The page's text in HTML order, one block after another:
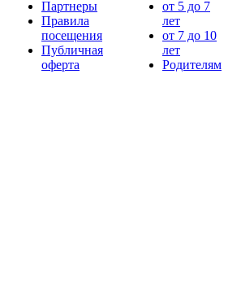
Партнеры
Правила
посещения
Публичная
оферта
от 5 до 7
лет
от 7 до 10
лет
Родителям